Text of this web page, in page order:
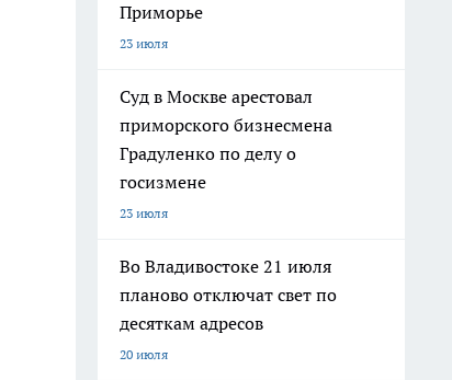
Приморье
23 июля
Суд в Москве арестовал
приморского бизнесмена
Градуленко по делу о
госизмене
23 июля
Во Владивостоке 21 июля
планово отключат свет по
десяткам адресов
20 июля